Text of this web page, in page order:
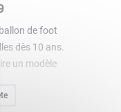
de foot
dès 10 ans.
un modèle
ballon est